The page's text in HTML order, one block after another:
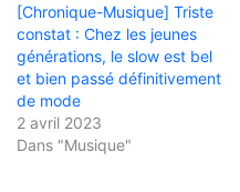
[Chronique-Musique] Triste
constat : Chez les jeunes
générations, le slow est bel
et bien passé définitivement
de mode
2 avril 2023
Dans "Musique"